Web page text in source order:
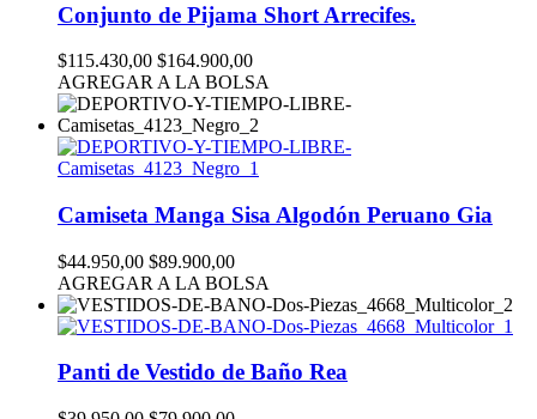
Conjunto de Pijama Short Arrecifes.
$115.430,00 $164.900,00
AGREGAR A LA BOLSA
Camiseta Manga Sisa Algodón Peruano Gia
$44.950,00 $89.900,00
AGREGAR A LA BOLSA
Panti de Vestido de Baño Rea